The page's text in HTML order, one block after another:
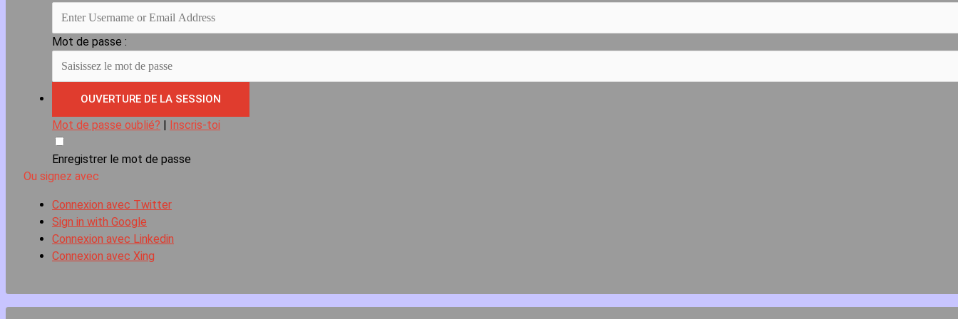
Mot de passe :
Mot de passe oublié? | Inscris-toi
Enregistrer le mot de passe
Ou signez avec
Connexion avec Twitter
Sign in with Google
Connexion avec Linkedin
Connexion avec Xing